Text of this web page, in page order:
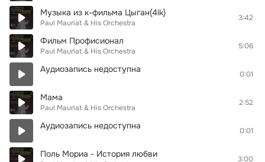
Музыка из к-фильма Цыган(4ik)
Paul Mauriat & His Orchestra
3:42
Фильм Профисионал
Paul Mauriat & His Orchestra
5:06
Аудиозапись недоступна 0:01
Мама
Paul Mauriat & His Orchestra
2:52
Аудиозапись недоступна 0:01
Поль Мориа - История любви 3:00